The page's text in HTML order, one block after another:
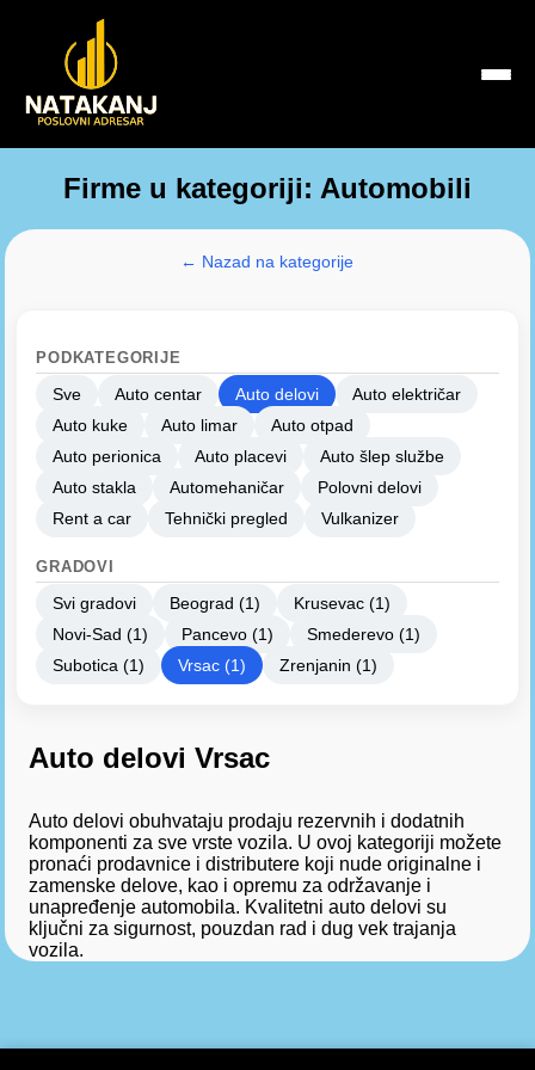
Firme u kategoriji: Automobili
← Nazad na kategorije
PODKATEGORIJE
Sve Auto centar Auto delovi
Auto električar
Auto kuke
Auto limar
Auto otpad
Auto perionica
Auto placevi
Auto šlep službe
Auto stakla
Automehaničar
Polovni delovi
Rent a car
Tehnički pregled Vulkanizer
GRADOVI
Svi gradovi Beograd (1)
Krusevac (1)
Novi-Sad (1)
Pancevo (1)
Smederevo (1)
Subotica (1)
Vrsac (1) Zrenjanin (1)
Auto delovi Vrsac
Auto delovi obuhvataju prodaju rezervnih i dodatnih
komponenti za sve vrste vozila. U ovoj kategoriji možete
pronaći prodavnice i distributere koji nude originalne i
zamenske delove, kao i opremu za održavanje i
unapređenje automobila. Kvalitetni auto delovi su
ključni za sigurnost, pouzdan rad i dug vek trajanja
vozila.